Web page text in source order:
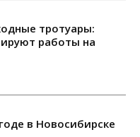
тротуары:
работы на
в Новосибирске